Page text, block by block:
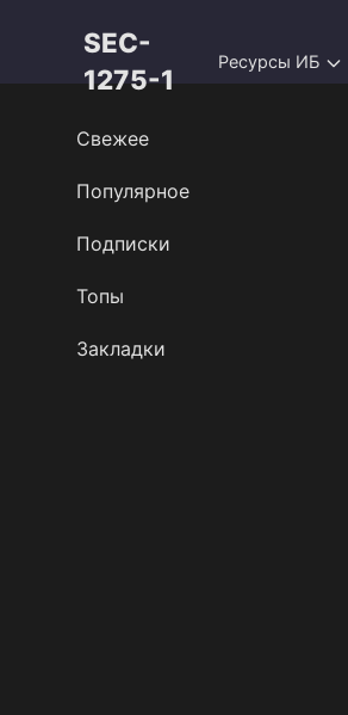
SEC-
1275-1
Ресурсы ИБ
Свежее
Популярное
Подписки
Топы
Закладки